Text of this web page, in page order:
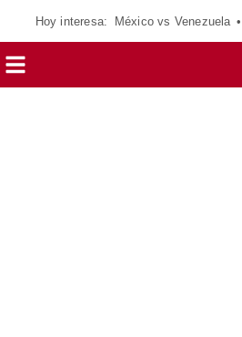
Hoy interesa: México vs Venezuela